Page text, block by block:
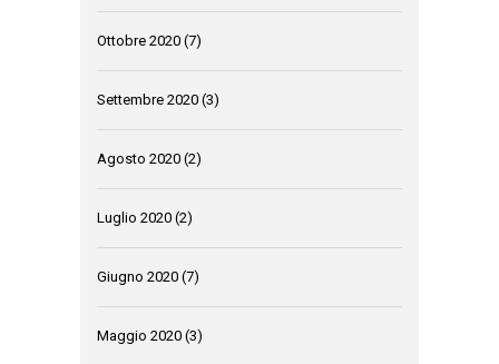
Ottobre 2020 (7)
Settembre 2020 (3)
Agosto 2020 (2)
Luglio 2020 (2)
Giugno 2020 (7)
Maggio 2020 (3)